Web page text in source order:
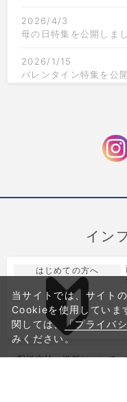
2026/4/3
母の日特集を公開しまし
2026/1/15
バレンタイン特集を公
クリスマス限定のラッ
お歳暮特集を公開しま
イン
はじめての方へ
配送方法・送料について
当サイトでは、サイト
Cookieを使用していま
関しては、
「プライバ
みください。